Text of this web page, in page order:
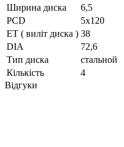
Ширина диска
6,5
PCD
5x120
ET ( виліт диска ) 38
DIA
72,6
Тип диска
стальной
Кількість
4
Відгуки